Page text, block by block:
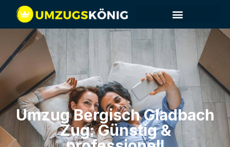
Umzug Bergisch Gladbach​
Zug: Günstig &